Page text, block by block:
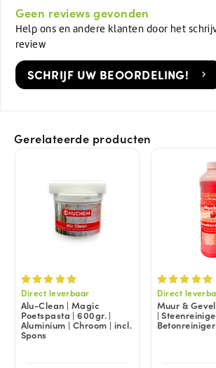
Geen reviews gevonden
Help ons en andere klanten door het
review
SCHRIJF UW BEOORDELING!
Gerelateerde producten
Direct leverbaar
Alu-Clean | Magic
Poetspasta | 600gr. |
Aluminium | Chroom | incl.
Spons
Direct
Muur &
|